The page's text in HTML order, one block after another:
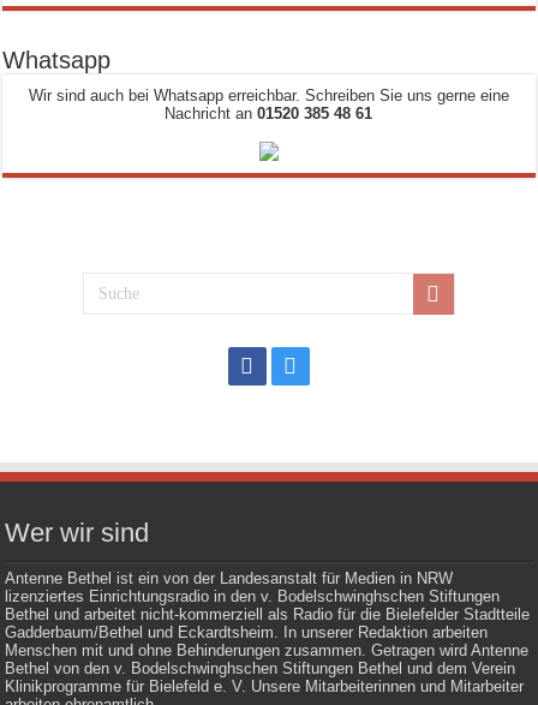
Whatsapp
Wir sind auch bei Whatsapp erreichbar. Schreiben Sie uns gerne eine
Nachricht an01520 385 48 61
Wer wir sind
Antenne Bethel ist ein von der Landesanstalt für Medien in NRW
lizenziertes Einrichtungsradio in den v. Bodelschwinghschen Stiftungen
Bethel und arbeitet nicht-kommerziell als Radio für die Bielefelder Stadtteile
Gadderbaum/Bethel und Eckardtsheim. In unserer Redaktion arbeiten
Menschen mit und ohne Behinderungen zusammen. Getragen wird Antenne
Bethel von den v. Bodelschwinghschen Stiftungen Bethel und dem Verein
Klinikprogramme für Bielefeld e. V. Unsere Mitarbeiterinnen und Mitarbeiter